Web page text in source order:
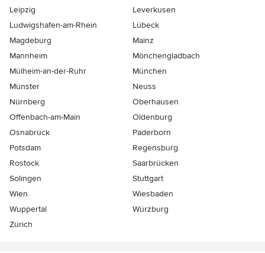
Leipzig
Leverkusen
Ludwigshafen-am-Rhein
Lübeck
Magdeburg
Mainz
Mannheim
Mönchen­gladbach
Mülheim-an-der-Ruhr
München
Münster
Neuss
Nürnberg
Oberhausen
Offenbach-am-Main
Oldenburg
Osnabrück
Paderborn
Potsdam
Regensburg
Rostock
Saarbrücken
Solingen
Stuttgart
Wien
Wiesbaden
Wuppertal
Würzburg
Zürich